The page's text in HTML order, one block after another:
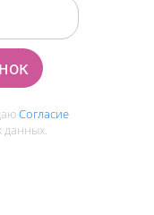
Согласие
данных.